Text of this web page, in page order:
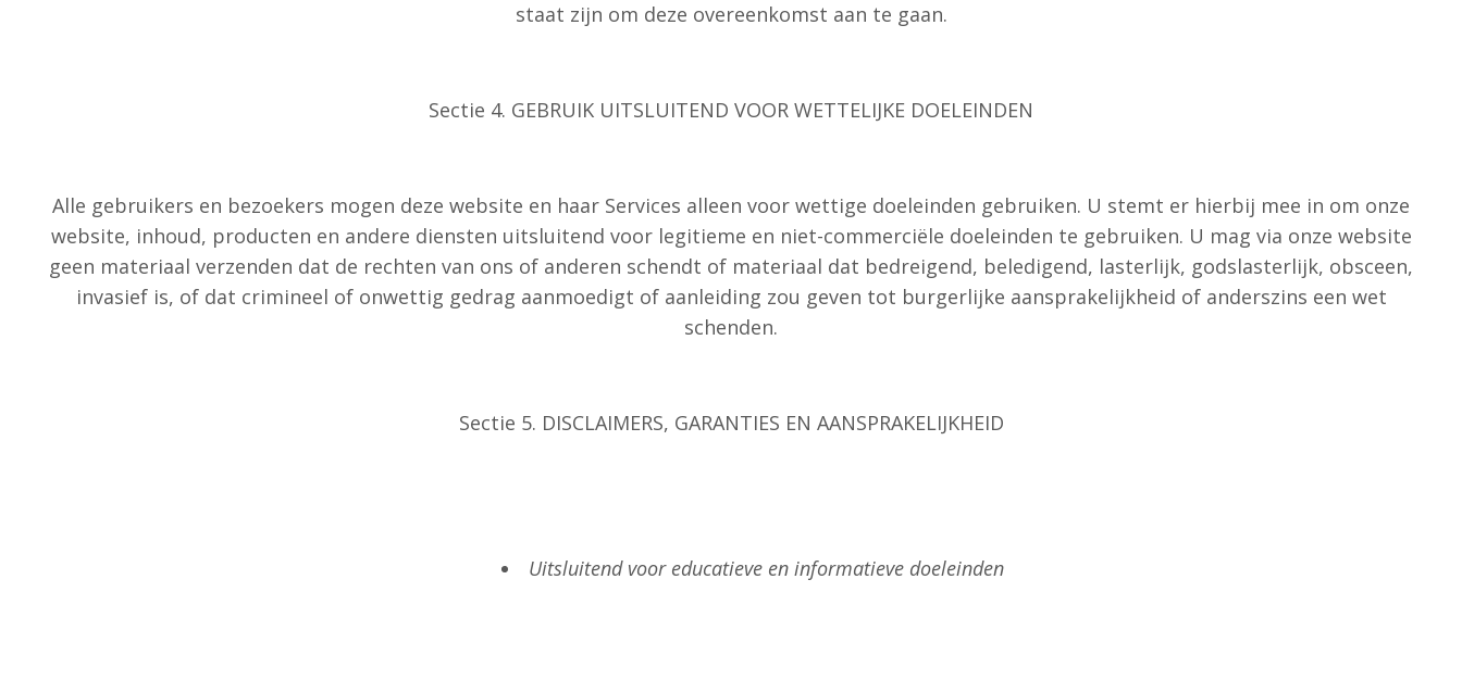
staat zijn om deze overeenkomst aan te gaan.
Sectie 4. GEBRUIK UITSLUITEND VOOR WETTELIJKE DOELEINDEN
Alle gebruikers en bezoekers mogen deze website en haar Services alleen voor wettige doeleinden gebruiken. U stemt er hierbij mee in om onze
website, inhoud, producten en andere diensten uitsluitend voor legitieme en niet-commerciële doeleinden te gebruiken. U mag via onze website
geen materiaal verzenden dat de rechten van ons of anderen schendt of materiaal dat bedreigend, beledigend, lasterlijk, godslasterlijk, obsceen,
invasief is, of dat crimineel of onwettig gedrag aanmoedigt of aanleiding zou geven tot burgerlijke aansprakelijkheid of anderszins een wet
schenden.
Sectie 5. DISCLAIMERS, GARANTIES EN AANSPRAKELIJKHEID
Uitsluitend voor educatieve en informatieve doeleinden